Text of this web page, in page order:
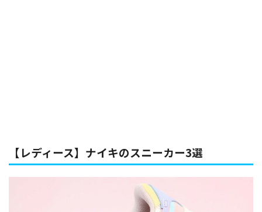
【レディース】ナイキのスニーカー3選